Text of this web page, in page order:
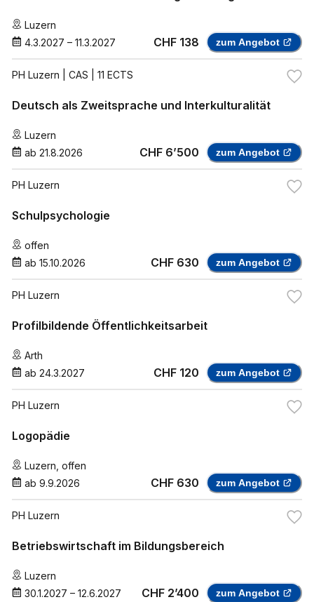
Luzern
4.3.2027 – 11.3.2027 CHF 138 zum Angebot
PH Luzern | CAS | 11 ECTS
Deutsch als Zweitsprache und Interkulturalität
Luzern
ab 21.8.2026 CHF 6’500 zum Angebot
PH Luzern
Schulpsychologie
offen
ab 15.10.2026 CHF 630 zum Angebot
PH Luzern
Profilbildende Öffentlichkeitsarbeit
Arth
ab 24.3.2027 CHF 120 zum Angebot
PH Luzern
Logopädie
Luzern offen
ab 9.9.2026 CHF 630 zum Angebot
PH Luzern
Betriebswirtschaft im Bildungsbereich
Luzern
30.1.2027 – 12.6.2027 CHF 2’400 zum Angebot